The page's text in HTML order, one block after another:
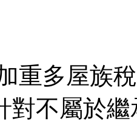
重多屋族
對不屬於